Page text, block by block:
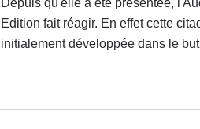
Depuis qu'elle a été présentée,
Edition fait réagir. En effet cette
initialement développée dans le